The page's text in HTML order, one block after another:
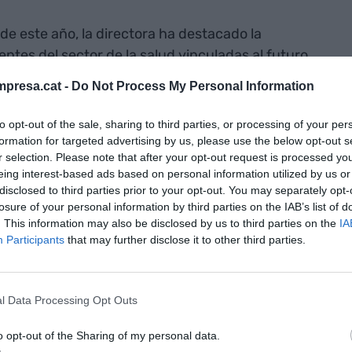
- Do Not Process My Personal Information
opt-out of the sale, sharing to third parties, or processing of your
for targeted advertising by us, please use the below opt-out
selection. Please note that after your opt-out request is processed
interest-based ads based on personal information utilized by us
to third parties prior to your opt-out. You may separately
of your personal information by third parties on the IAB’s list of
This information may also be disclosed by us to third parties on the
Participants that may further disclose it to other third parties.
Data Processing Opt Outs
opt-out of the Sharing of my personal data.
este año, la directora ha destacado la
del sector de la salud vinculadas al futuro
el aumento de compañías relacionadas con la
han ganado peso las propuestas vinculadas a
reformas del hogar y las energías
y otras soluciones de eficiencia doméstica.
en ediciones anteriores y el 65% provienen de
más representados han sido los servicios, el
y ha crecido también la presencia de
mantenido en cifras similares la decoración, la
y el motor.
premios COACGi